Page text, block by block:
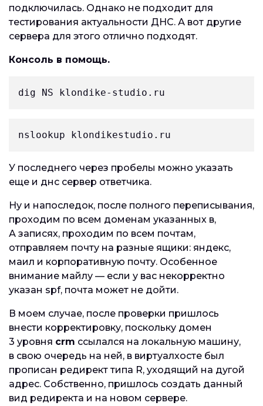
подключилась. Однако не подходит для
тестирования актуальности ДНС. А вот другие
сервера для этого отлично подходят.
Консоль в помощь.
dig NS klondike-studio.ru
nslookup klondikestudio.ru
У последнего через пробелы можно указать
еще и днс сервер ответчика.
Ну и напоследок, после полного переписывания,
проходим по всем доменам указанных в,
А записях, проходим по всем почтам,
отправляем почту на разные ящики: яндекс,
маил и корпоративную почту. Особенное
внимание майлу — если у вас некорректно
указан spf, почта может не дойти.
В моем случае, после проверки пришлось
внести корректировку, поскольку домен
3 уровня crm ссылался на локальную машину,
в свою очередь на ней, в виртуалхосте был
прописан редирект типа R, уходящий на дугой
адрес. Собственно, пришлось создать данный
вид редиректа и на новом сервере.